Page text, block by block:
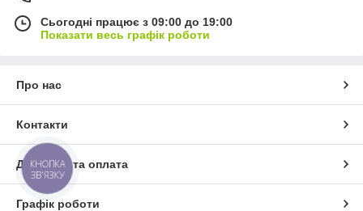
Сьогодні працює з 09:00 до 19:00
Показати весь графік роботи
Про нас
Контакти
Доставка та оплата
Графік роботи
КНОПКА
ЗВ'ЯЗКУ